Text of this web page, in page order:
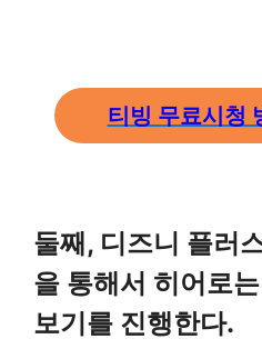
티빙 무료시청
둘째, 디즈니 플러
을 통해서 히어로
보기를 진행한다.